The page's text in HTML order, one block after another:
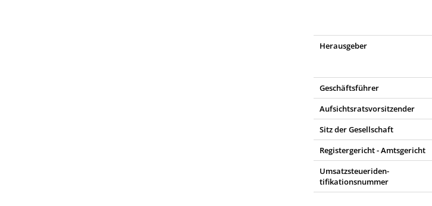
Herausgeber
Geschäftsführer
Aufsichtsratsvorsitzender
Sitz der Gesellschaft
Registergericht - Amtsgericht
Umsatzsteueriden-
tifikationsnummer